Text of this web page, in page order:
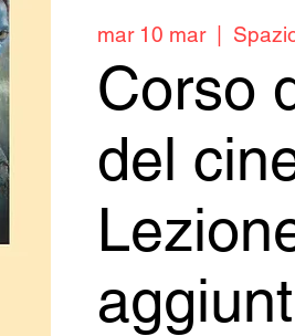
mar 10 mar
  |
Corso
del